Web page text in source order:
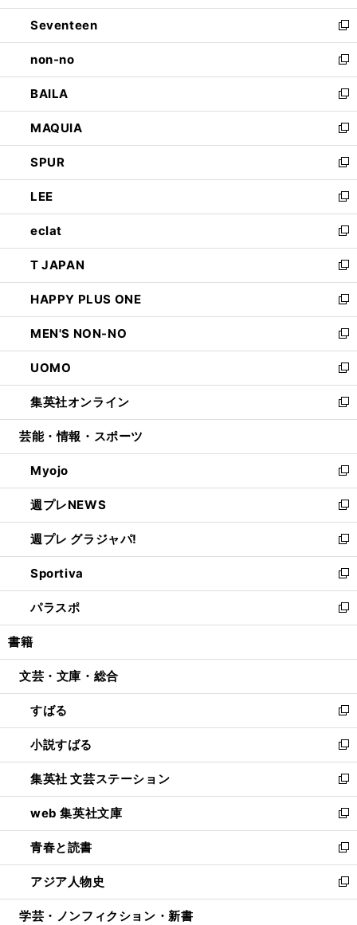
開
く
ウ
で
開
く
ン
ド
ウ
で
開
く
Seventeen
新
し
い
ウ
ィ
ン
ド
ウ
で
開
く
non-no
新
し
い
ウ
ィ
ン
ド
ウ
で
開
く
BAILA
新
し
い
ウ
ィ
ン
ド
ウ
で
開
く
MAQUIA
新
し
い
ウ
ィ
ン
ド
ウ
で
開
く
SPUR
新
し
い
ウ
ィ
ン
ド
ウ
で
開
く
LEE
新
し
い
ウ
ィ
ン
ド
ウ
で
開
く
eclat
新
し
い
ウ
ィ
ン
ド
ウ
で
開
く
T JAPAN
新
し
い
ウ
ィ
ン
ド
ウ
で
開
HAPPY PLUS ONE
新
し
い
ウ
ィ
ン
ド
ウ
開
く
MEN'S NON-NO
新
し
い
ウ
ィ
ン
ウ
で
開
く
UOMO
新
し
い
ウ
ン
ド
ウ
で
開
く
集英社オンライン
新
し
ウ
ィ
ン
ド
ウ
で
開
く
芸能・情報・スポーツ
Myojo
新
し
い
ウ
ィ
ン
ド
ウ
で
開
週プレNEWS
新
し
い
ウ
ィ
ン
ド
ウ
開
週プレ グラジャパ!
新
し
い
ウ
ィ
ン
ウ
開
く
Sportiva
新
し
い
ウ
ン
ウ
で
開
く
パラスポ
新
し
ウ
ン
ド
ウ
で
開
く
書籍
文芸・文庫・総合
すばる
新
し
い
ウ
ィ
ン
ド
ウ
で
開
く
小説すばる
新
し
い
ウ
ィ
ン
ド
ウ
で
開
集英社 文芸ステーション
新
し
い
ウ
ィ
ン
ド
ウ
web 集英社文庫
新
し
い
ウ
ィ
ン
青春と読書
新
し
い
ウ
アジア人物史
新
し
学芸・ノンフィクション・新書